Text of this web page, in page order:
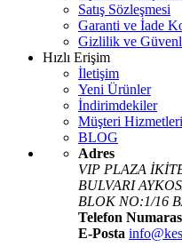
Satış Sözleşmesi
Garanti ve İade
Gizlilik ve
Hızlı Erişim
İletişim
Yeni Ürünler
İndirimdekiler
Müşteri Hizmetleri
BLOG
Adres
VIP PLAZA
BULVARI
BLOK NO:1/16
Telefon
E-Posta